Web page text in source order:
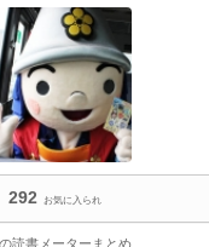
292 お気に入られ
読書メーターまとめ